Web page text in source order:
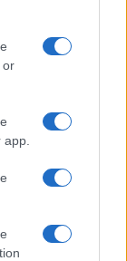
or
meg a
bruttó 2
a
feltárása
és